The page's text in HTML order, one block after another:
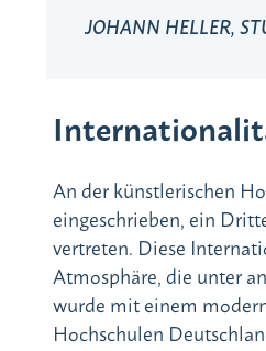
JOHANN HELLER,
An der künstlerischen
eingeschrieben, ein
vertreten. Diese
Atmosphäre, die unter
wurde mit einem
Hochschulen